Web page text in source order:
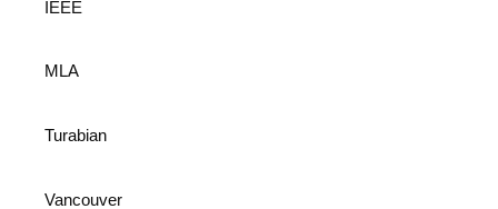
IEEE
MLA
Turabian
Vancouver